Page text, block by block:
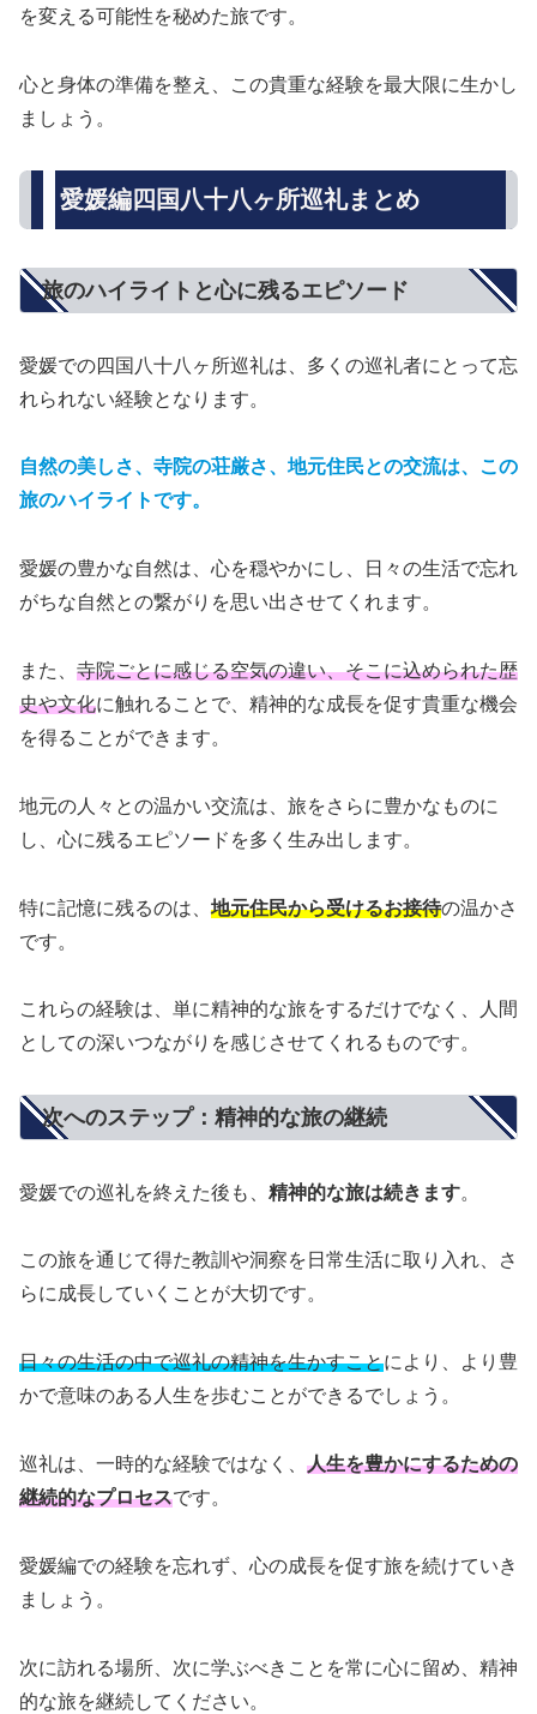
を変える可能性を秘めた旅です。
心と身体の準備を整え、この貴重な経験を最大限に生かし
ましょう。
愛媛編四国八十八ヶ所巡礼まとめ
旅のハイライトと心に残るエピソード
愛媛での四国八十八ヶ所巡礼は、多くの巡礼者にとって忘
れられない経験となります。
自然の美しさ、寺院の荘厳さ、地元住民との交流は、この
旅のハイライトです。
愛媛の豊かな自然は、心を穏やかにし、日々の生活で忘れ
がちな自然との繋がりを思い出させてくれます。
また、 寺院ごとに感じる空気の違い、そこに込められた歴
史や文化に触れることで、精神的な成長を促す貴重な機会
を得ることができます。
地元の人々との温かい交流は、旅をさらに豊かなものに
し、心に残るエピソードを多く生み出します。
特に記憶に残るのは、 地元住民から受けるお接待の温かさ
です。
これらの経験は、単に精神的な旅をするだけでなく、人間
としての深いつながりを感じさせてくれるものです。
次へのステップ：精神的な旅の継続
愛媛での巡礼を終えた後も、 精神的な旅は続きます。
この旅を通じて得た教訓や洞察を日常生活に取り入れ、さ
らに成長していくことが大切です。
日々の生活の中で巡礼の精神を生かすことにより、より豊
かで意味のある人生を歩むことができるでしょう。
巡礼は、一時的な経験ではなく、 人生を豊かにするための
継続的なプロセスです。
愛媛編での経験を忘れず、心の成長を促す旅を続けていき
ましょう。
次に訪れる場所、次に学ぶべきことを常に心に留め、精神
的な旅を継続してください。